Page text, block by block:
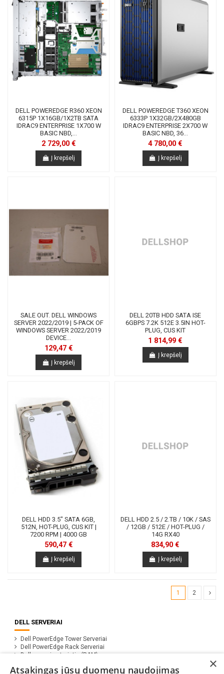
DELL POWEREDGE R360 XEON
6315P 1X16GB/1X2TB SATA
IDRAC9 ENTERPRISE 1X700 W
BASIC NBD,...
2 729,00 €
Į krepšelį
DELL POWEREDGE T360 XEON
6333P 1X32GB/2X480GB
IDRAC9 ENTERPRISE 2X700 W
BASIC NBD, 36...
4 780,00 €
Į krepšelį
SALE OUT. DELL WINDOWS
SERVER 2022/2019 | 5-PACK OF
WINDOWS SERVER 2022/2019
DEVICE...
129,47 €
Į krepšelį
DELL 20TB HDD SATA ISE
6GBPS 7.2K 512E 3.5IN HOT-
PLUG, CUS KIT
1 814,99 €
Į krepšelį
DELL HDD 3.5" SATA 6GB,
512N, HOT-PLUG, CUS KIT |
7200 RPM | 4000 GB
590,47 €
Į krepšelį
DELL HDD 2.5 / 2.TB / 10K / SAS
/ 12GB / 512E / HOT-PLUG /
14G RX40
834,90 €
Į krepšelį
1 2
DELL SERVERIAI
Dell PowerEdge Tower Serveriai
Dell PowerEdge Rack Serveriai
Dell serveriu atmintis (RAM)
Programinė įranga ( Server OS, CAL's)
×
Atsakingas jūsų duomenų naudojimas